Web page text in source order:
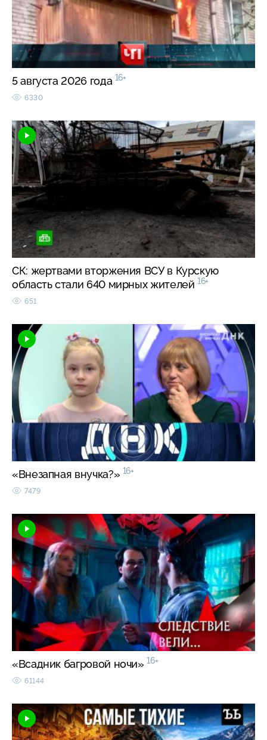
5 августа 2026 года 16+
6330
СК: жертвами вторжения ВСУ в Курскую
область стали 640 мирных жителей 16+
651
«Внезапная внучка?» 16+
7479
«Всадник багровой ночи» 16+
61144